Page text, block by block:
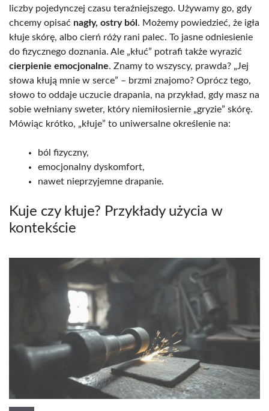
liczby pojedynczej czasu teraźniejszego. Używamy go, gdy
chcemy opisać nagły, ostry ból . Możemy powiedzieć, że igła
kłuje skórę, albo cierń róży rani palec. To jasne odniesienie
do fizycznego doznania. Ale „kłuć” potrafi także wyrazić
cierpienie emocjonalne. Znamy to wszyscy, prawda? „Jej
słowa kłują mnie w serce” – brzmi znajomo? Oprócz tego,
słowo to oddaje uczucie drapania, na przykład, gdy masz na
sobie wełniany sweter, który niemiłosiernie „gryzie” skórę.
Mówiąc krótko, „kłuje” to uniwersalne określenie na:
ból fizyczny,
emocjonalny dyskomfort,
nawet nieprzyjemne drapanie.
Kuje czy kłuje? Przykłady użycia w
kontekście